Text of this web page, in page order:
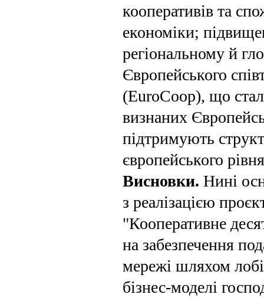
кооперативів та
економіки;
регіо­нальному й
Європейського
(EuroCoop), що
визнаних
підтримують
європейського
Висновки. Нині
з реалізацією
"Кооперативне
на забезпечення
мережі шляхом
бізнес-моделі